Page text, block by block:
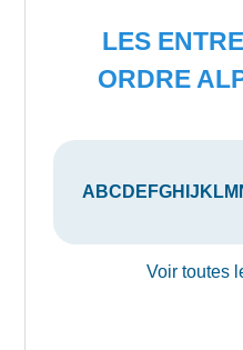
LES
ORDRE
A BC D E FGH J K LM
Voir toutes